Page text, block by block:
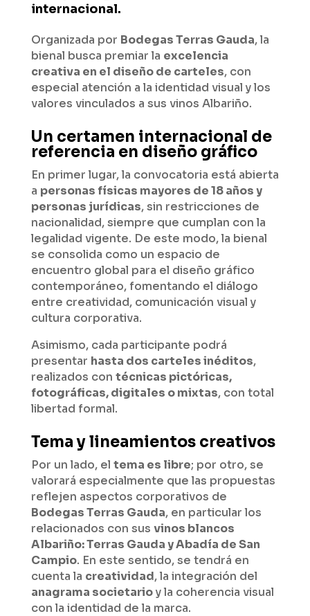
internacional.
Organizada por Bodegas Terras Gauda, la
bienal busca premiar la excelencia
creativa en el diseño de carteles, con
especial atención a la identidad visual y los
valores vinculados a sus vinos Albariño.
Un certamen internacional de
referencia en diseño gráfico
En primer lugar, la convocatoria está abierta
a personas físicas mayores de 18 años y
personas jurídicas, sin restricciones de
nacionalidad, siempre que cumplan con la
legalidad vigente. De este modo, la bienal
se consolida como un espacio de
encuentro global para el diseño gráfico
contemporáneo, fomentando el diálogo
entre creatividad, comunicación visual y
cultura corporativa.
Asimismo, cada participante podrá
presentar hasta dos carteles inéditos,
realizados con técnicas pictóricas,
fotográficas, digitales o mixtas, con total
libertad formal.
Tema y lineamientos creativos
Por un lado, el tema es libre; por otro, se
valorará especialmente que las propuestas
reflejen aspectos corporativos de
Bodegas Terras Gauda, en particular los
relacionados con sus vinos blancos
Albariño: Terras Gauda y Abadía de San
Campio. En este sentido, se tendrá en
cuenta la creatividad, la integración del
anagrama societarioy la coherencia visual
con la identidad de la marca.